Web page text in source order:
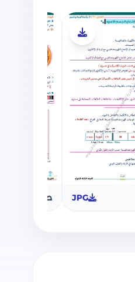
في الفيزياء
للجسيم
الوزارة
مسائل مميزة.
JPG صفحة 4